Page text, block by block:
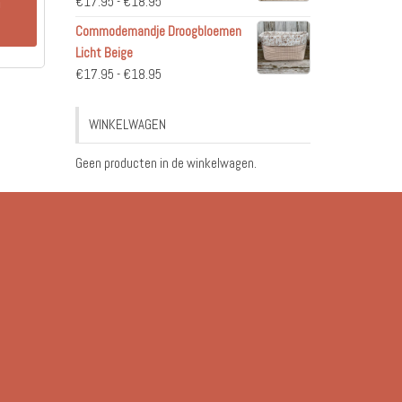
€17.95
€18.95
Commodemandje Droogbloemen
Licht Beige
€17.95 - €18.95Prijsklasse:
tot
WINKELWAGEN
Geen producten in de winkelwagen.